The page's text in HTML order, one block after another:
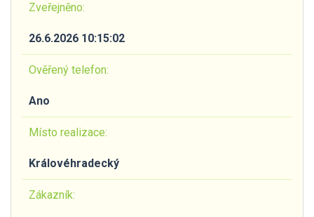
Zveřejněno:
26.6.2026 10:15:02
Ověřený telefon:
Ano
Místo realizace:
Královéhradecký
Zákazník: